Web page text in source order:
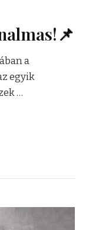
a
egyik
…